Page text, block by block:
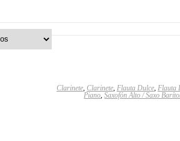
Clarinete, Clarinete, Flauta Dulce, Flauta
Piano ,Saxofón Alto / Saxo